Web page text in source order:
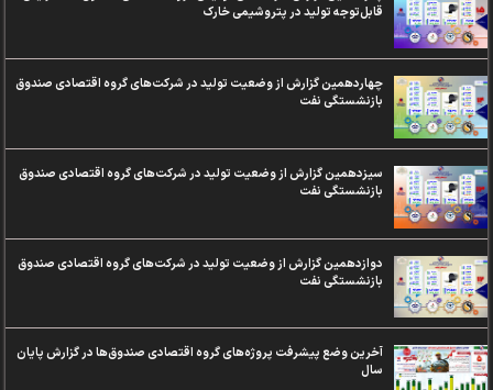
قابل‌توجه تولید در پتروشیمی خارک
چهاردهمین گزارش از وضعیت تولید در شرکت‌های گروه اقتصادی صندوق
بازنشستگی نفت
سیزدهمین گزارش از وضعیت تولید در شرکت‌های گروه اقتصادی صندوق
بازنشستگی نفت
دوازدهمین گزارش از وضعیت تولید در شرکت‌های گروه اقتصادی صندوق
بازنشستگی نفت
آخرین وضع پیشرفت پروژه‌های گروه اقتصادی صندوق‌ها در گزارش پایان
سال